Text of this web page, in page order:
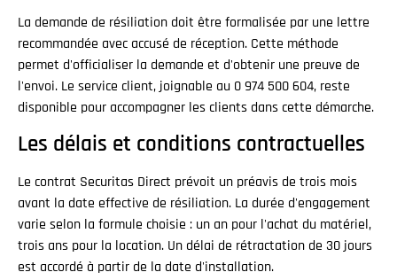
La demande de résiliation doit être formalisée par une lettre
recommandée avec accusé de réception. Cette méthode
permet d'officialiser la demande et d'obtenir une preuve de
l'envoi. Le service client, joignable au 0 974 500 604, reste
disponible pour accompagner les clients dans cette démarche.
Les délais et conditions contractuelles
Le contrat Securitas Direct prévoit un préavis de trois mois
avant la date effective de résiliation. La durée d'engagement
varie selon la formule choisie : un an pour l'achat du matériel,
trois ans pour la location. Un délai de rétractation de 30 jours
est accordé à partir de la date d'installation.